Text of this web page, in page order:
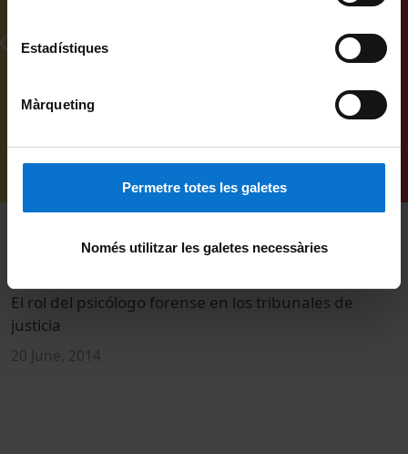
Estadístiques
Màrqueting
Permetre totes les galetes
Només utilitzar les galetes necessàries
Related videos
El rol del psicólogo forense en los tribunales de
justicia
20 June, 2014